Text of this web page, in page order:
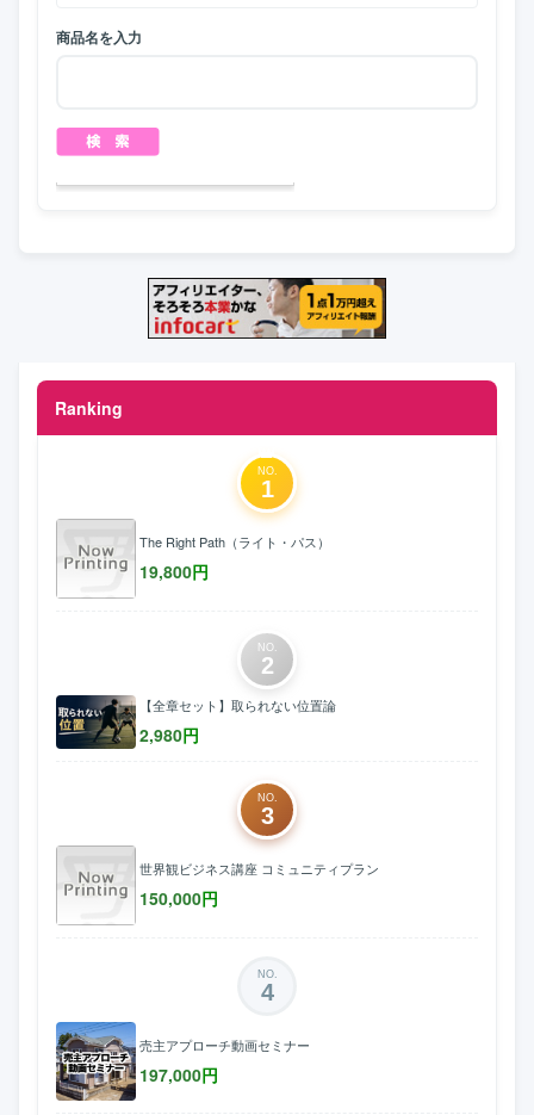
商品名を入力
Ranking
NO.
1
The Right Path（ライト・パス）
19,800円
NO.
2
【全章セット】取られない位置論
2,980円
NO.
3
世界観ビジネス講座 コミュニティプラン
150,000円
NO.
4
売主アプローチ動画セミナー
197,000円